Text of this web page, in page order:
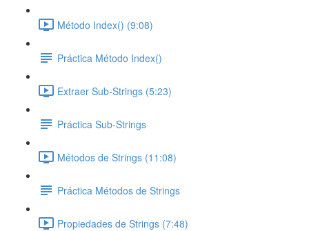
Método Index() (9:08)
Práctica Método Index()
Extraer Sub-Strings (5:23)
Práctica Sub-Strings
Métodos de Strings (11:08)
Práctica Métodos de Strings
Propiedades de Strings (7:48)